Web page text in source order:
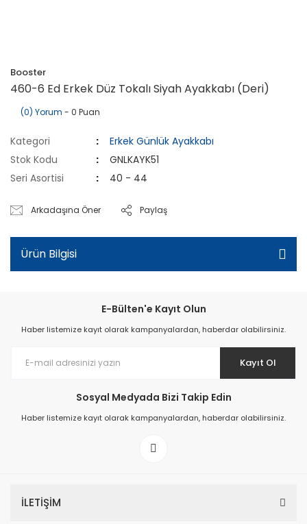
Booster
460-6 Ed Erkek Düz Tokalı Siyah Ayakkabı (Deri)
(0) Yorum - 0 Puan
Kategori
Erkek Günlük Ayakkabı
Stok Kodu
GNLKAYK51
Seri Asortisi
40 - 44
Arkadaşına Öner Paylaş
Ürün Bilgisi
E-Bülten'e Kayıt Olun
Haber listemize kayıt olarak kampanyalardan, haberdar olabilirsiniz.
Kayıt Ol
Sosyal Medyada Bizi Takip Edin
Haber listemize kayıt olarak kampanyalardan, haberdar olabilirsiniz.
İLETİŞİM